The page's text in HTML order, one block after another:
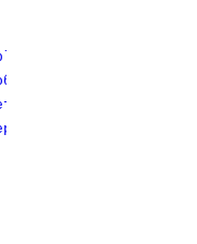
1 кг]
коробочка]